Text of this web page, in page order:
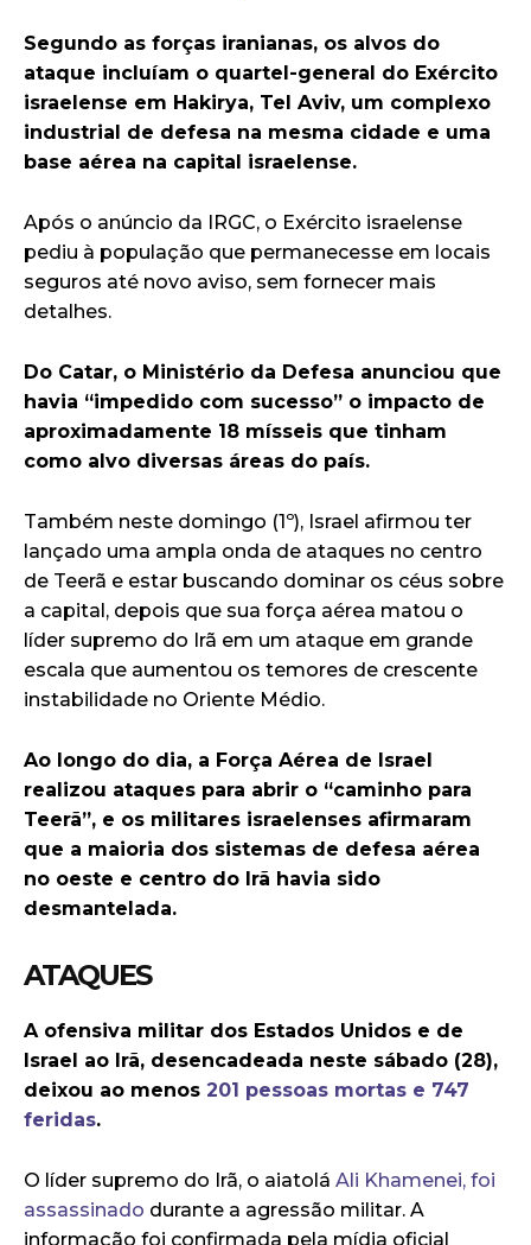
Segundo as forças iranianas, os alvos do
ataque incluíam o quartel-general do Exército
israelense em Hakirya, Tel Aviv, um complexo
industrial de defesa na mesma cidade e uma
base aérea na capital israelense.
Após o anúncio da IRGC, o Exército israelense
pediu à população que permanecesse em locais
seguros até novo aviso, sem fornecer mais
detalhes.
Do Catar, o Ministério da Defesa anunciou que
havia “impedido com sucesso” o impacto de
aproximadamente 18 mísseis que tinham
como alvo diversas áreas do país.
Também neste domingo (1º), Israel afirmou ter
lançado uma ampla onda de ataques no centro
de Teerã e estar buscando dominar os céus sobre
a capital, depois que sua força aérea matou o
líder supremo do Irã em um ataque em grande
escala que aumentou os temores de crescente
instabilidade no Oriente Médio.
Ao longo do dia, a Força Aérea de Israel
realizou ataques para abrir o “caminho para
Teerã”, e os militares israelenses afirmaram
que a maioria dos sistemas de defesa aérea
no oeste e centro do Irã havia sido
desmantelada.
ATAQUES
A ofensiva militar dos Estados Unidos e de
Israel ao Irã, desencadeada neste sábado (28),
deixou ao menos 201 pessoas mortas e 747
feridas.
O líder supremo do Irã, o aiatolá Ali Khamenei, foi
assassinado durante a agressão militar. A
informação foi confirmada pela mídia oficial